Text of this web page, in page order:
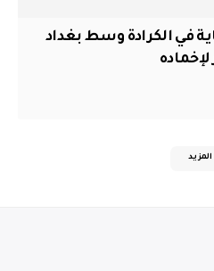
في الكرادة وسط بغداد
المزيد